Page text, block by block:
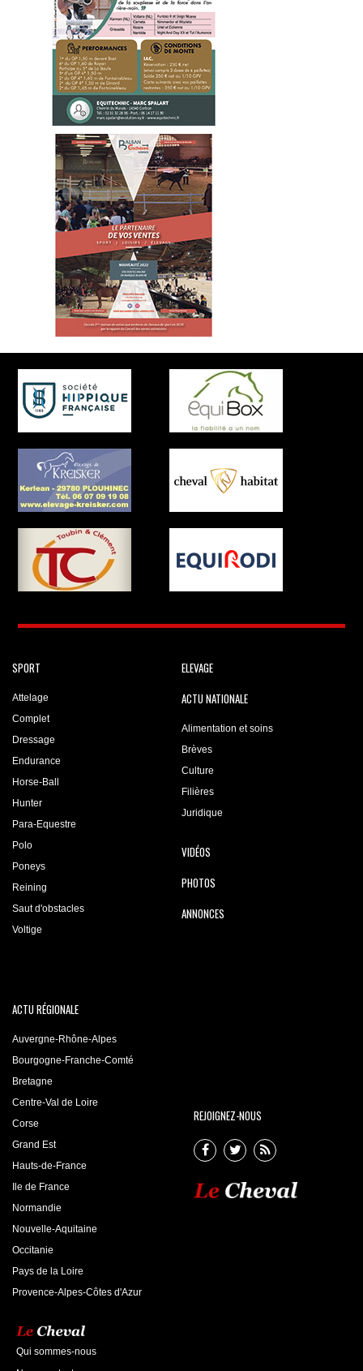
SPORT
Attelage
Complet
Dressage
Endurance
Horse-Ball
Hunter
Para-Equestre
Polo
Poneys
Reining
Saut d'obstacles
Voltige
ELEVAGE
ACTU NATIONALE
Alimentation et soins
Brèves
Culture
Filières
Juridique
VIDÉOS
PHOTOS
ANNONCES
ACTU RÉGIONALE
Auvergne-Rhône-Alpes
Bourgogne-Franche-Comté
Bretagne
Centre-Val de Loire
Corse
Grand Est
Hauts-de-France
Ile de France
Normandie
Nouvelle-Aquitaine
Occitanie
Pays de la Loire
Provence-Alpes-Côtes d'Azur
REJOIGNEZ-NOUS
Qui sommes-nous